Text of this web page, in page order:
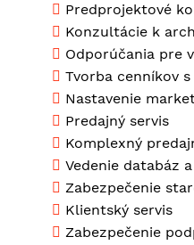
Predprojektové
Konzultácie k
Odporúčania pre
Tvorba cenníkov
Nastavenie
Predajný servis
Komplexný
Vedenie databáz
Zabezpečenie
Klientský servis
Zabezpečenie